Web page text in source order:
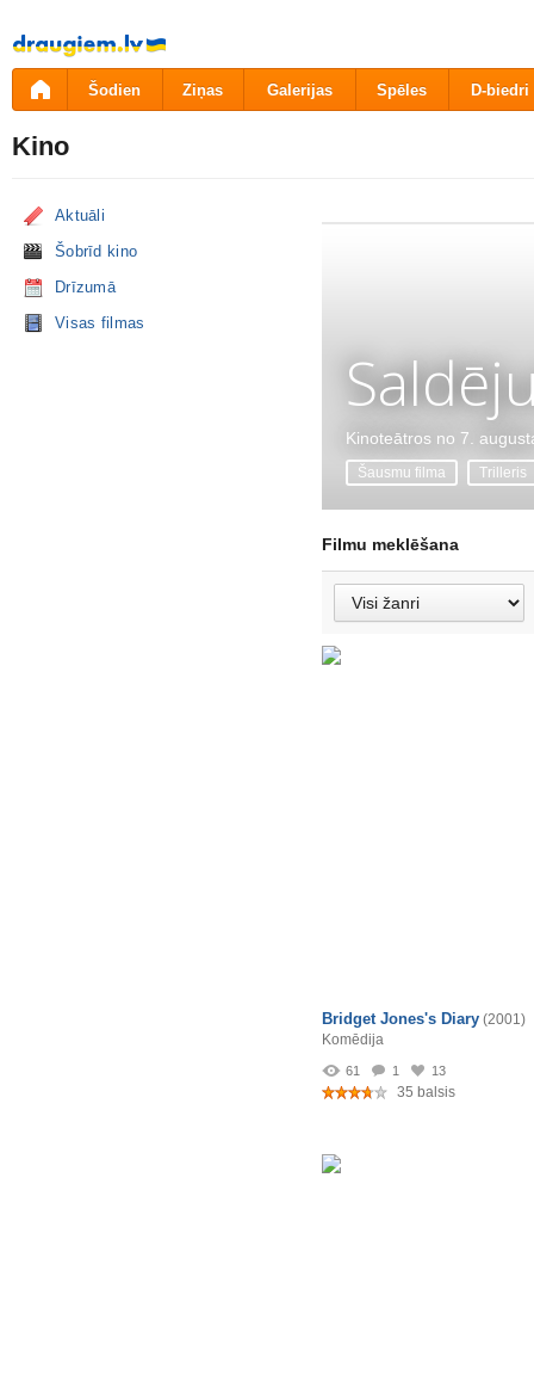
Pāriet
uz
saturu
Šodien Ziņas Galerijas Spēles D-biedri
Kino
Aktuāli
Šobrīd kino
Drīzumā
Visas filmas
Kinoteātros no 7.
Šausmu filma Trilleris
Filmu meklēšana
Bridget Jones's Diary (2001)
Komēdija
61 1 13
35 balsis